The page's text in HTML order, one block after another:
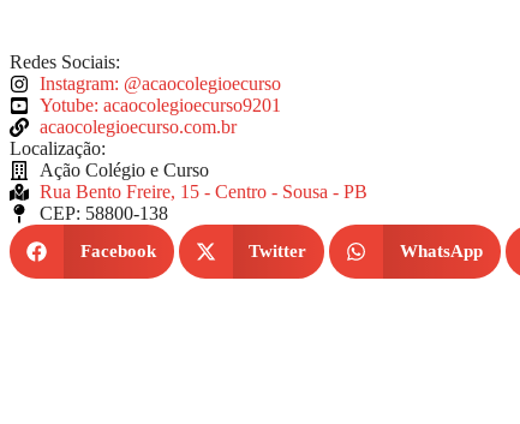
Redes Sociais:
Instagram: @acaocolegioecurso
Yotube: acaocolegioecurso9201
acaocolegioecurso.com.br
Localização:
Ação Colégio e Curso
Rua Bento Freire, 15 - Centro - Sousa - PB
CEP: 58800-138
Facebook Twitter WhatsApp